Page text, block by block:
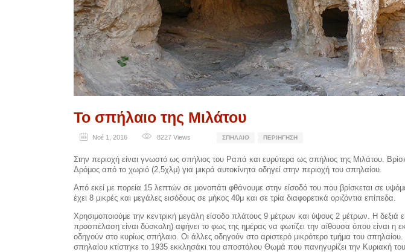
Το σπήλαιο της Μιλάτου
Νοέ 1, 2016 8227 Views ΣΠΉΛΑΙΟ ΠΕΡΙΉΓΗΣΗ
Στην περιοχή είναι γνωστό ως σπήλιος του Ραπά και ευρύτερα ως σπήλιος της Μιλάτου.
Δρόμος από το χωριό (2,5χλμ) για μικρά αυτοκίνητα οδηγεί στην περιοχή του σπηλαίου.
Από εκεί με πορεία 15 λεπτών σε μονοπάτι φθάνουμε στην είσοδό του που βρίσκεται σε
έχει 8 μικρές και μεγάλες εισόδους σε μήκος 40μ και σε τρία διαφορετικά οριζόντια επίπεδα.
Χρησιμοποιούμε την κεντρική μεγάλη είσοδο πλάτους 9 μέτρων και ύψους 2 μέτρων. Η δεξιά
προσπέλαση είναι δύσκολη) αφήνει το φως της ημέρας να φωτίζει την αίθουσα όπου είναι η
οδηγούν στο κυρίως σπήλαιο. Οι άλλες οδηγούν στο αριστερό μικρότερο τμήμα του
σπηλαίου κτίστηκε το 1935 εκκλησάκι του αποστόλου Θωμά που πανηγυρίζει την Κυριακή